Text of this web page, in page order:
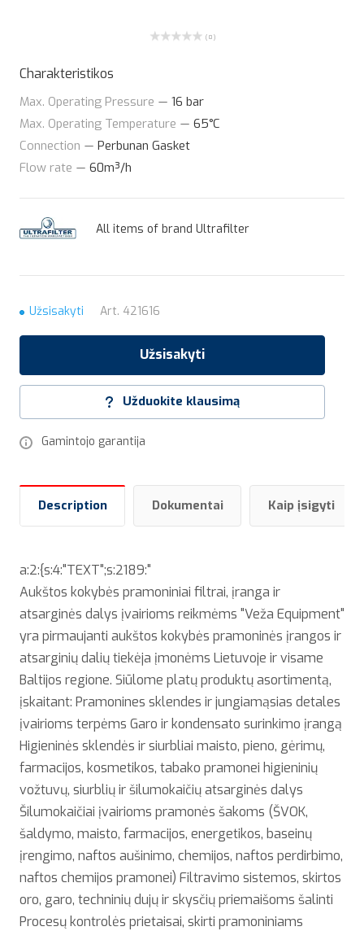
( 0 )
Charakteristikos
Max. Operating Pressure — 16 bar
Max. Operating Temperature — 65°C
Connection — Perbunan Gasket
Flow rate — 60m³/h
All items of brand Ultrafilter
Užsisakyti Art. 421616
Užsisakyti
Užduokite klausimą
Gamintojo garantija
Description Dokumentai Kaip įsigyti
a:2:{s:4:"TEXT";s:2189:"
Aukštos kokybės pramoniniai filtrai, įranga ir
atsarginės dalys įvairioms reikmėms "Veža Equipment"
yra pirmaujanti aukštos kokybės pramoninės įrangos ir
atsarginių dalių tiekėja įmonėms Lietuvoje ir visame
Baltijos regione. Siūlome platų produktų asortimentą,
įskaitant: Pramonines sklendes ir jungiamąsias detales
įvairioms terpėms Garo ir kondensato surinkimo įrangą
Higieninės sklendės ir siurbliai maisto, pieno, gėrimų,
farmacijos, kosmetikos, tabako pramonei higieninių
vožtuvų, siurblių ir šilumokaičių atsarginės dalys
Šilumokaičiai įvairioms pramonės šakoms (ŠVOK,
šaldymo, maisto, farmacijos, energetikos, baseinų
įrengimo, naftos aušinimo, chemijos, naftos perdirbimo,
naftos chemijos pramonei) Filtravimo sistemos, skirtos
oro, garo, techninių dujų ir skysčių priemaišoms šalinti
Procesų kontrolės prietaisai, skirti pramoniniams